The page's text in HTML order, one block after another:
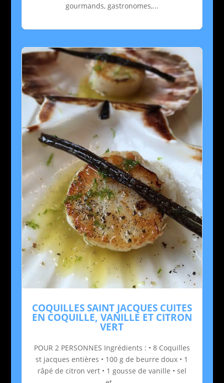
gourmands, gastronomes,...
COQUILLES SAINT JACQUES CUITES
EN COQUILLE, VANILLE ET CITRON
VERT
POUR 2 PERSONNES Ingrédients : • 8 Coquilles
st jacques entières • 100 g de beurre doux • 1
râpé de citron vert • 1 gousse de vanille • sel